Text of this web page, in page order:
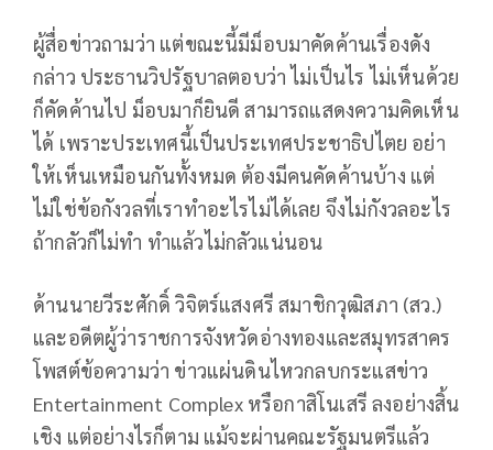
ผู้สื่อข่าวถามว่า แต่ขณะนี้มีม็อบมาคัดค้านเรื่องดัง
กล่าว ประธานวิปรัฐบาลตอบว่า ไม่เป็นไร ไม่เห็นด้วย
ก็คัดค้านไป ม็อบมาก็ยินดี สามารถแสดงความคิดเห็น
ได้ เพราะประเทศนี้เป็นประเทศประชาธิปไตย อย่า
ให้เห็นเหมือนกันทั้งหมด ต้องมีคนคัดค้านบ้าง แต่
ไม่ใช่ข้อกังวลที่เราทำอะไรไม่ได้เลย จึงไม่กังวลอะไร
ถ้ากลัวก็ไม่ทำ ทำแล้วไม่กลัวแน่นอน
ด้านนายวีระศักดิ์ วิจิตร์แสงศรี สมาชิกวุฒิสภา (สว.)
และอดีตผู้ว่าราชการจังหวัดอ่างทองและสมุทรสาคร
โพสต์ข้อความว่า ข่าวแผ่นดินไหวกลบกระแสข่าว
Entertainment Complex หรือกาสิโนเสรี ลงอย่างสิ้น
เชิง แต่อย่างไรก็ตาม แม้จะผ่านคณะรัฐมนตรีแล้ว